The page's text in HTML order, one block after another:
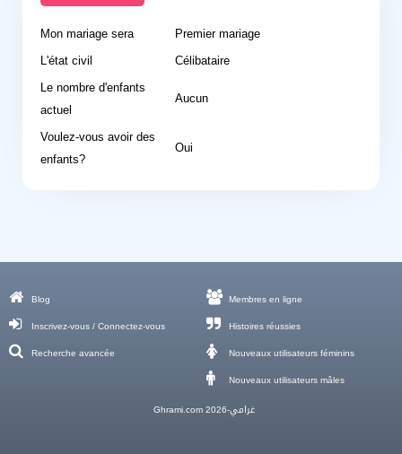
Mon mariage sera
Premier mariage
L'état civil
Célibataire
Le nombre d'enfants
actuel
Aucun
Voulez-vous avoir des
enfants?
Oui
Blog
Inscrivez-vous / Connectez-vous
Recherche avancée
Membres en ligne
Histoires réussies
Nouveaux utilisateurs féminins
Nouveaux utilisateurs mâles
Ghrami.com غرامي-2026